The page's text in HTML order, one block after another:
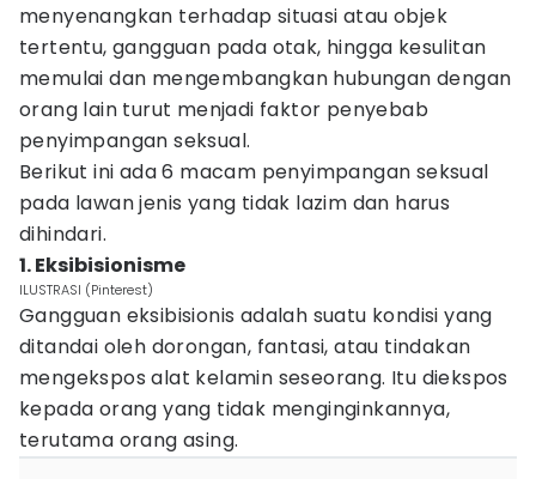
menyenangkan terhadap situasi atau objek
tertentu, gangguan pada otak, hingga kesulitan
memulai dan mengembangkan hubungan dengan
orang lain turut menjadi faktor penyebab
penyimpangan seksual.
Berikut ini ada 6 macam penyimpangan seksual
pada lawan jenis yang tidak lazim dan harus
dihindari.
1. Eksibisionisme
ILUSTRASI (Pinterest)
Gangguan eksibisionis adalah suatu kondisi yang
ditandai oleh dorongan, fantasi, atau tindakan
mengekspos alat kelamin seseorang. Itu diekspos
kepada orang yang tidak menginginkannya,
terutama orang asing.